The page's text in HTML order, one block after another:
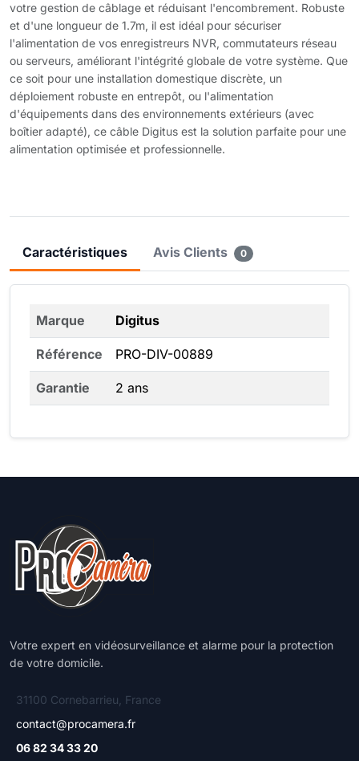
votre gestion de câblage et réduisant l'encombrement. Robuste
et d'une longueur de 1.7m, il est idéal pour sécuriser
l'alimentation de vos enregistreurs NVR, commutateurs réseau
ou serveurs, améliorant l'intégrité globale de votre système. Que
ce soit pour une installation domestique discrète, un
déploiement robuste en entrepôt, ou l'alimentation
d'équipements dans des environnements extérieurs (avec
boîtier adapté), ce câble Digitus est la solution parfaite pour une
alimentation optimisée et professionnelle.
Caractéristiques Avis Clients 0
Marque Digitus
Référence PRO-DIV-00889
Garantie 2 ans
Votre expert en vidéosurveillance et alarme pour la protection
de votre domicile.
31100 Cornebarrieu, France
contact@procamera.fr
06 82 34 33 20